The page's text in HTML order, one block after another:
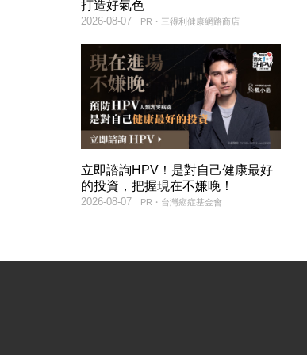
打造好氣色
PR・三得利健康網路商店
2026-08-07
立即諮詢HPV！是對自己健康最好
的投資，把握現在不嫌晚！
PR・台灣癌症基金會
2026-08-07